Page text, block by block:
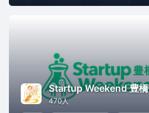
Startup Weekend 豊橋
470人